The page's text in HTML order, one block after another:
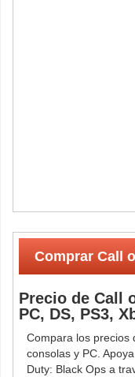
Comprar Call
Precio de Call
PC, DS, PS3,
Compara los precios
consolas y PC.
Duty: Black Ops a